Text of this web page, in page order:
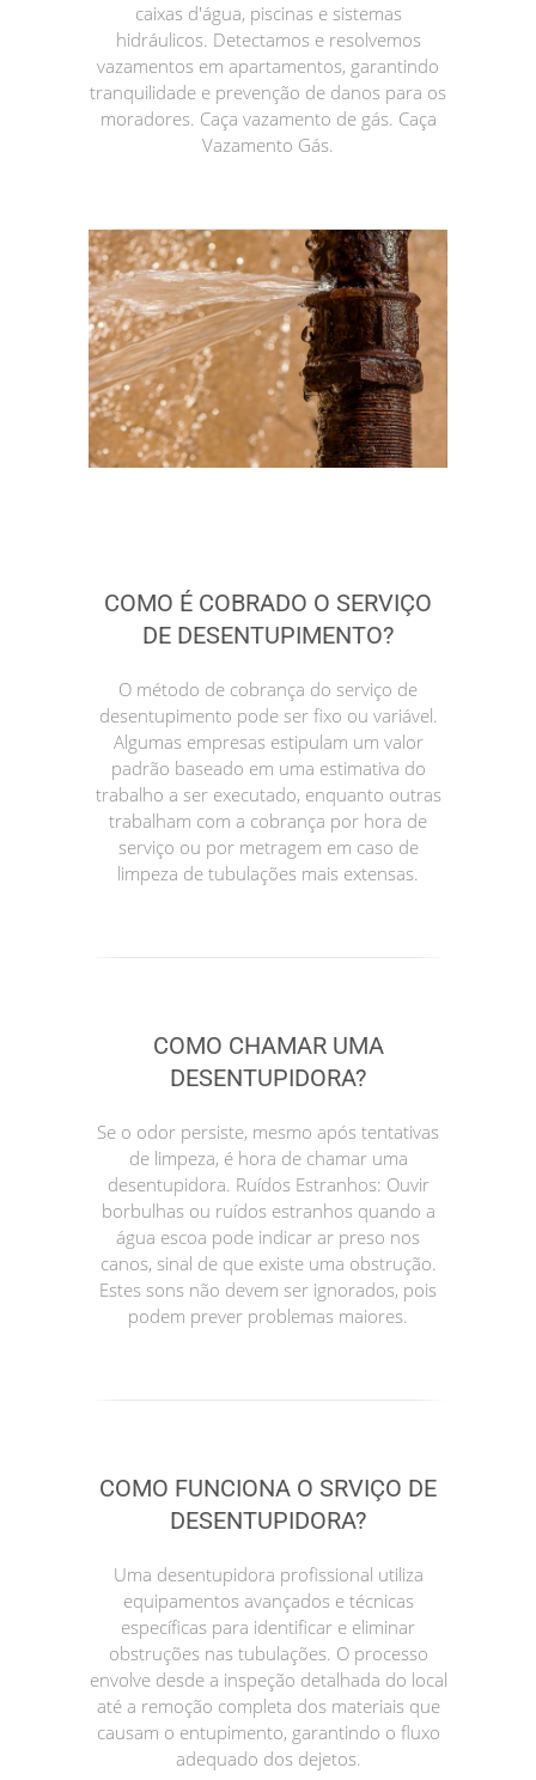
caixas d'água, piscinas e sistemas
hidráulicos. Detectamos e resolvemos
vazamentos em apartamentos, garantindo
tranquilidade e prevenção de danos para os
moradores. Caça vazamento de gás. Caça
Vazamento Gás.
COMO É COBRADO O SERVIÇO
DE DESENTUPIMENTO?
O método de cobrança do serviço de
desentupimento pode ser fixo ou variável.
Algumas empresas estipulam um valor
padrão baseado em uma estimativa do
trabalho a ser executado, enquanto outras
trabalham com a cobrança por hora de
serviço ou por metragem em caso de
limpeza de tubulações mais extensas.
COMO CHAMAR UMA
DESENTUPIDORA?
Se o odor persiste, mesmo após tentativas
de limpeza, é hora de chamar uma
desentupidora. Ruídos Estranhos: Ouvir
borbulhas ou ruídos estranhos quando a
água escoa pode indicar ar preso nos
canos, sinal de que existe uma obstrução.
Estes sons não devem ser ignorados, pois
podem prever problemas maiores.
COMO FUNCIONA O SRVIÇO DE
DESENTUPIDORA?
Uma desentupidora profissional utiliza
equipamentos avançados e técnicas
específicas para identificar e eliminar
obstruções nas tubulações. O processo
envolve desde a inspeção detalhada do local
até a remoção completa dos materiais que
causam o entupimento, garantindo o fluxo
adequado dos dejetos.